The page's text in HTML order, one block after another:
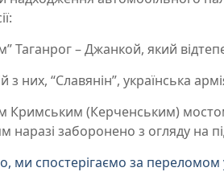
Таганрог – Джанкой, який
них, “Славянін”, українська
Кримським (Керченським)
заборонено з огляду на
ми спостерігаємо за переломом